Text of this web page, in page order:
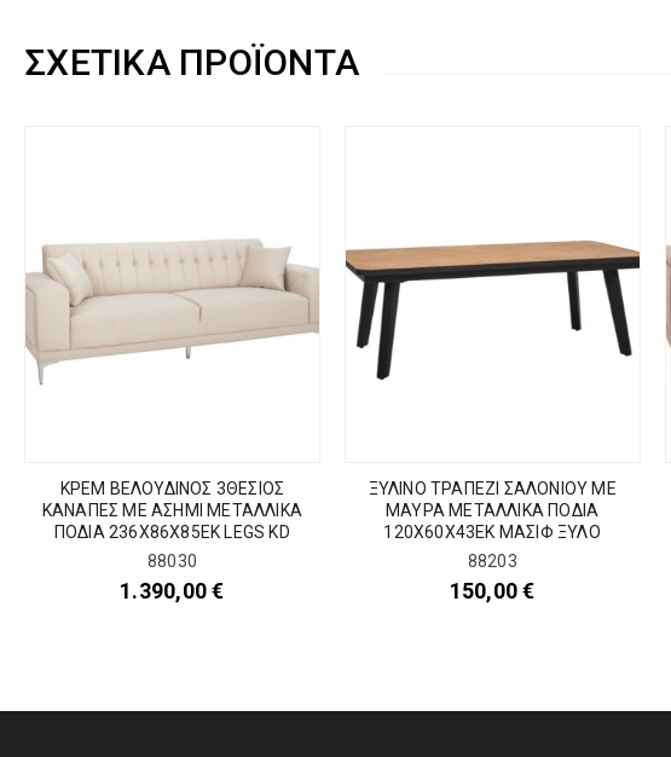
ΣΧΕΤΙΚΆ ΠΡΟΪΌΝΤΑ
ΚΡΕΜ ΒΕΛΟΥΔΙΝΟΣ 3ΘΕΣΙΟΣ
ΚΑΝΑΠΕΣ ΜΕ ΑΣΗΜΙ ΜΕΤΑΛΛΙΚΑ
ΠΟΔΙΑ 236Χ86Χ85ΕΚ LEGS KD
88030
1.390,00€
ΞΥΛΙΝΟ ΤΡΑΠΕΖΙ ΣΑΛΟΝΙΟΥ ΜΕ
ΜΑΥΡΑ ΜΕΤΑΛΛΙΚΑ ΠΟΔΙΑ
120Χ60Χ43ΕΚ ΜΑΣΙΦ ΞΥΛΟ
88203
150,00€